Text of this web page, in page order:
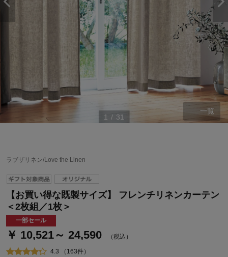
1 / 31
一覧
ラブザリネン/Love the Linen
【お買い得な既製サイズ】 フレンチリネンカーテン
＜2枚組／1枚＞
一部セール
￥ 10,521～ 24,590 （税込）
4.3 （163件）